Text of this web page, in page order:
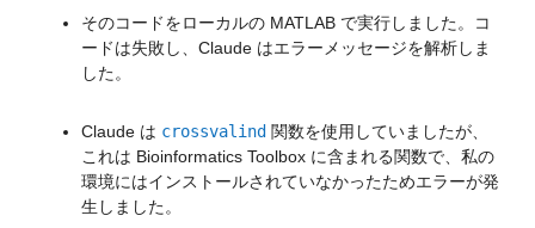
そのコードをローカルの MATLAB で実行しました。コ
ードは失敗し、Claude はエラーメッセージを解析しま
した。
Claude は crossvalind 関数を使用していましたが、
これは Bioinformatics Toolbox に含まれる関数で、私の
環境にはインストールされていなかったためエラーが発
生しました。